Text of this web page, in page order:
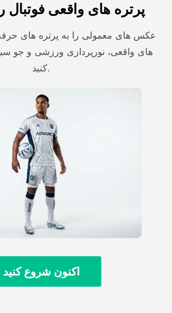
پرتره های واقعی فوتبال
عکس های معمولی را به پرتره های
های واقعی، نورپردازی ورزشی و جو
کنید.
اکنون شروع کنید